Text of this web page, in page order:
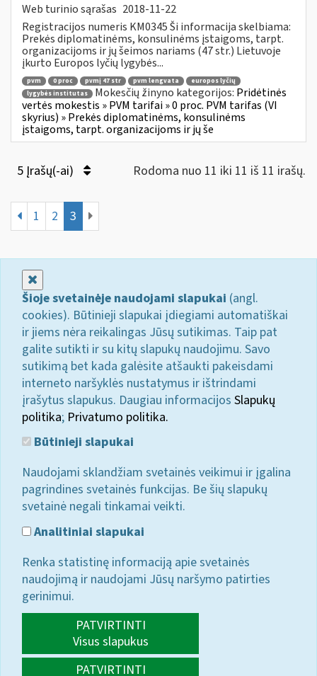
Web turinio sąrašas 2018-11-22
Registracijos numeris KM0345 Ši informacija skelbiama:
Prekės diplomatinėms, konsulinėms įstaigoms, tarpt.
organizacijoms ir jų šeimos nariams (47 str.) Lietuvoje
įkurto Europos lyčių lygybės...
pvm 0 proc pvmį 47 str pvm lengvata
europos lyčių
lygybės institutas
Mokesčių žinyno kategorijos: Pridėtinės
vertės mokestis » PVM tarifai » 0 proc. PVM tarifas (VI
skyrius) » Prekės diplomatinėms, konsulinėms
įstaigoms, tarpt. organizacijoms ir jų še
5 Įrašų(-ai) Rodoma nuo 11 iki 11 iš 11 irašų.
1 2 3
Šioje svetainėje naudojami slapukai (angl.
cookies). Būtinieji slapukai įdiegiami automatiškai
ir jiems nėra reikalingas Jūsų sutikimas. Taip pat
galite sutikti ir su kitų slapukų naudojimu. Savo
sutikimą bet kada galėsite atšaukti pakeisdami
interneto naršyklės nustatymus ir ištrindami
įrašytus slapukus. Daugiau informacijos Slapukų
politika; Privatumo politika.
Būtinieji slapukai
Naudojami sklandžiam svetainės veikimui ir įgalina
pagrindines svetainės funkcijas. Be šių slapukų
svetainė negali tinkamai veikti.
Analitiniai slapukai
Renka statistinę informaciją apie svetainės
naudojimą ir naudojami Jūsų naršymo patirties
gerinimui.
PATVIRTINTI
Visus slapukus
PATVIRTINTI